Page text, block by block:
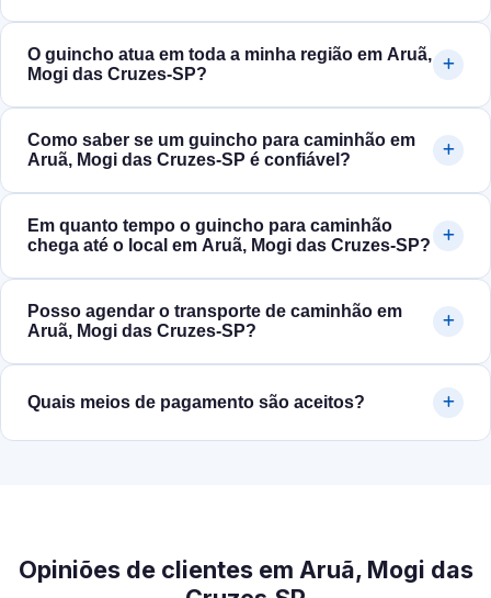
O guincho atua em toda a minha região em Aruã,
Mogi das Cruzes‑SP?
Como saber se um guincho para caminhão em
Aruã, Mogi das Cruzes‑SP é confiável?
Em quanto tempo o guincho para caminhão
chega até o local em Aruã, Mogi das Cruzes‑SP?
Posso agendar o transporte de caminhão em
Aruã, Mogi das Cruzes‑SP?
Quais meios de pagamento são aceitos?
Opiniões de clientes em Aruã, Mogi das